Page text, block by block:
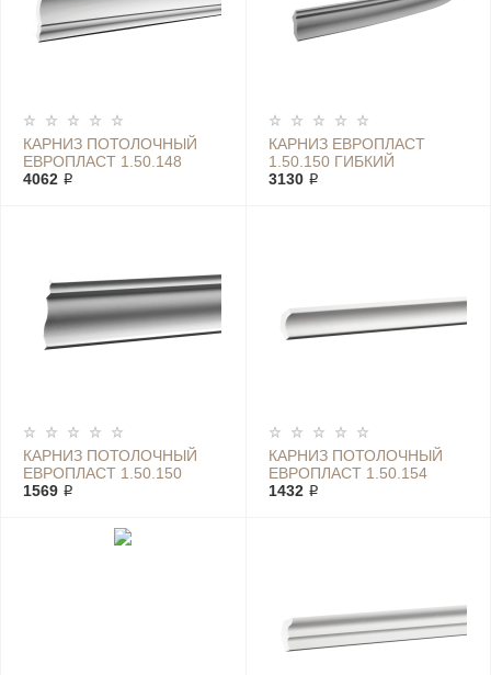
КАРНИЗ ПОТОЛОЧНЫЙ
ЕВРОПЛАСТ 1.50.148
4062 ₽
КАРНИЗ ЕВРОПЛАСТ
1.50.150 ГИБКИЙ
3130 ₽
КАРНИЗ ПОТОЛОЧНЫЙ
ЕВРОПЛАСТ 1.50.150
1569 ₽
КАРНИЗ ПОТОЛОЧНЫЙ
ЕВРОПЛАСТ 1.50.154
1432 ₽